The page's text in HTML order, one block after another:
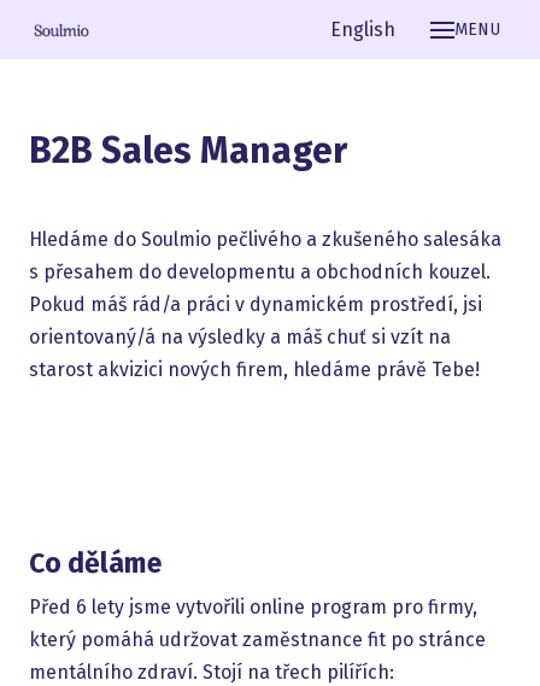
MENU
Čeština
English
B2B Sales Manager
Hledáme do Soulmio pečlivého a zkušeného salesáka
s přesahem do developmentu a obchodních kouzel.
Pokud máš rád/a práci v dynamickém prostředí, jsi
orientovaný/á na výsledky a máš chuť si vzít na
starost akvizici nových firem, hledáme právě Tebe!
Co děláme
Před 6 lety jsme vytvořili online program pro firmy,
který pomáhá udržovat zaměstnance fit po stránce
mentálního zdraví. Stojí na třech pilířích: